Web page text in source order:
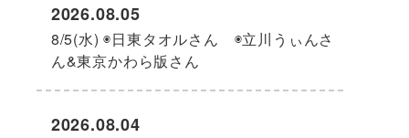
8/5(水) ◉日東タオルさん ◉立川うぃんさ
ん&東京かわら版さん
2026.08.05
2026.08.04